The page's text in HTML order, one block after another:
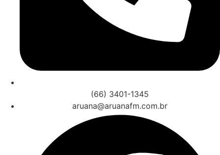
(66) 3401-1345
aruana@aruanafm.com.br